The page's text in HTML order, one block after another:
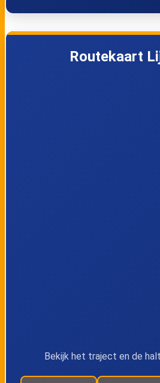
Oostende,
Duinkerkseweg
Dienstencentrum
Routekaart
Bekijk het traject en de